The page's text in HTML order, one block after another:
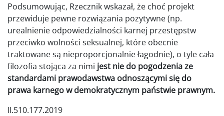
Podsumowując, Rzecznik wskazał, że choć projekt
przewiduje pewne rozwiązania pozytywne (np.
urealnienie odpowiedzialności karnej przestępstw
przeciwko wolności seksualnej, które obecnie
traktowane są nieproporcjonalnie łagodnie), o tyle cała
filozofia stojąca za nimi jest nie do pogodzenia ze
standardami prawodawstwa odnoszącymi się do
prawa karnego w demokratycznym państwie prawnym.
II.510.177.2019